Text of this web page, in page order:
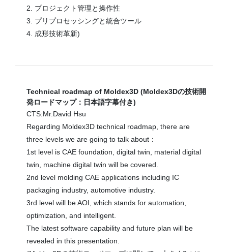
2. プロジェクト管理と操作性
3. プリプロセッシングと統合ツール
4. 成形技術革新)
Technical roadmap of Moldex3D (Moldex3Dの技術開
発ロードマップ：日本語字幕付き)
CTS:Mr.David Hsu
Regarding Moldex3D technical roadmap, there are
three levels we are going to talk about：
1st level is CAE foundation, digital twin, material digital
twin, machine digital twin will be covered.
2nd level molding CAE applications including IC
packaging industry, automotive industry.
3rd level will be AOI, which stands for automation,
optimization, and intelligent.
The latest software capability and future plan will be
revealed in this presentation.